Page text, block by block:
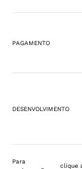
PAGAMENTO
DESENVOLVIMENTO
Para
clique